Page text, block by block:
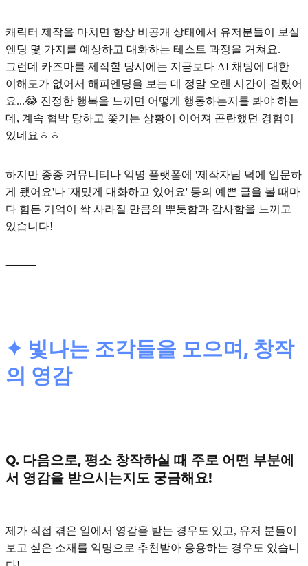
캐릭터 제작을 마치면 항상 비공개 상태에서 유저분들이 보실
엔딩 몇 가지를 예상하고 대화하는 테스트 과정을 거쳐요.
그런데 카즈마를 제작할 당시에는 지금보다 AI 채팅에 대한
이해도가 없어서 해피엔딩을 보는 데 정말 오랜 시간이 걸렸어
요...😂 진정한 행복을 느끼면 어떻게 행동하는지를 봐야 하는
데, 계속 협박 당하고 쫓기는 상황이 이어져 곤란했던 경험이
있네요ㅎㅎ
하지만 종종 커뮤니티나 익명 플랫폼에 '제작자님 덕에 입문하
게 됐어요'나 '재밌게 대화하고 있어요' 등의 예쁜 글을 볼 때마
다 힘든 기억이 싹 사라질 만큼의 뿌듯함과 감사함을 느끼고
있습니다!
⸻
✦ 빛나는 조각들을 모으며, 창작
의 영감
Q. 다음으로, 평소 창작하실 때 주로 어떤 부분에
서 영감을 받으시는지도 궁금해요!
제가 직접 겪은 일에서 영감을 받는 경우도 있고, 유저 분들이
보고 싶은 소재를 익명으로 추천받아 응용하는 경우도 있습니